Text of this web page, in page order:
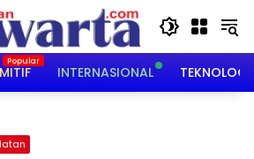
INTERNASIONAL TEKNOLOGI